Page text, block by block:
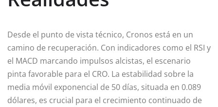
Desde el punto de vista técnico, Cronos está en un
camino de recuperación. Con indicadores como el RSI y
el MACD marcando impulsos alcistas, el escenario
pinta favorable para el CRO. La estabilidad sobre la
media móvil exponencial de 50 días, situada en 0.089
dólares, es crucial para el crecimiento continuado de